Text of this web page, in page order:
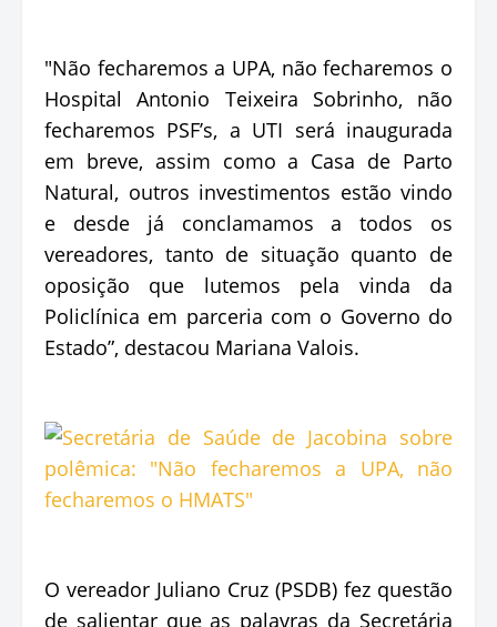
"Não fecharemos a UPA, não fecharemos o
Hospital Antonio Teixeira Sobrinho, não
fecharemos PSF’s, a UTI será inaugurada
em breve, assim como a Casa de Parto
Natural, outros investimentos estão vindo
e desde já conclamamos a todos os
vereadores, tanto de situação quanto de
oposição que lutemos pela vinda da
Policlínica em parceria com o Governo do
Estado”, destacou Mariana Valois.
O vereador Juliano Cruz (PSDB) fez questão
de salientar que as palavras da Secretária